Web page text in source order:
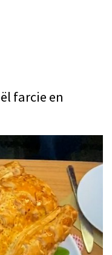
farcie en